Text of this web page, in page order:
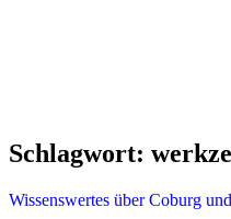
Schlagwort:
Wissenswertes über Coburg